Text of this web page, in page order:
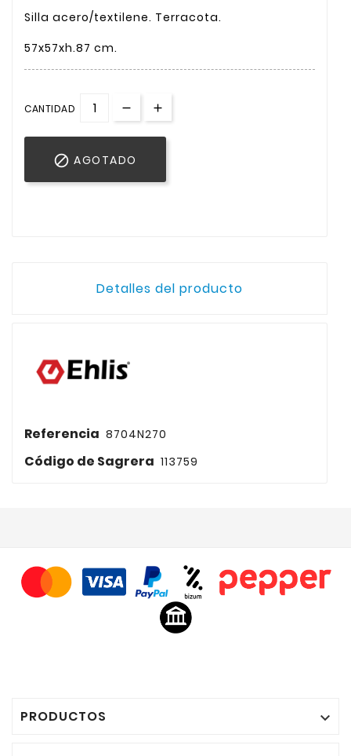
Silla acero/textilene. Terracota.
57x57xh.87 cm.
CANTIDAD
 AGOTADO
Detalles del producto
Referencia 8704N270
Código de Sagrera 113759
PRODUCTOS 